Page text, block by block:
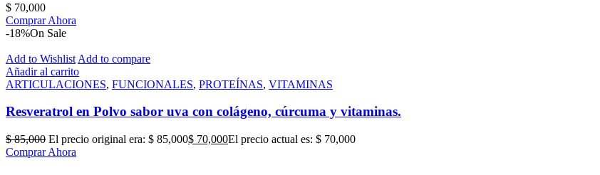
$ 70,000
Comprar Ahora
-18%On Sale
Add to Wishlist Add to compare
Añadir al carrito
ARTICULACIONES, FUNCIONALES, PROTEÍNAS, VITAMINAS
Resveratrol en Polvo sabor uva con colágeno, cúrcuma y vitaminas.
$85,000 El precio original era: $ 85,000$ 70,000El precio actual es: $ 70,000
Comprar Ahora